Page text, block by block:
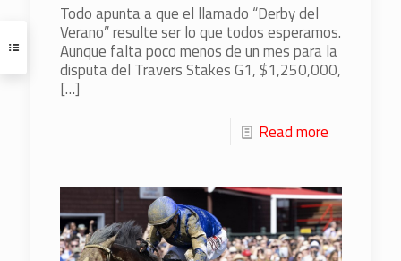
Todo apunta a que el llamado “Derby del
Verano” resulte ser lo que todos esperamos.
Aunque falta poco menos de un mes para la
disputa del Travers Stakes G1, $1,250,000,
[…]
Read more